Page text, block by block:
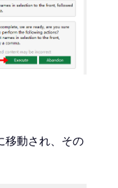
移動され、その